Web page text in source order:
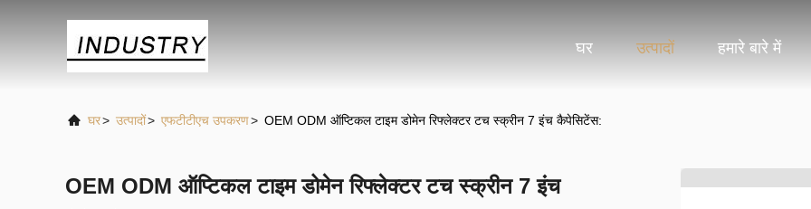
घर उत्पादों हमारे बारे में
घर> उत्पादों> एफटीटीएच उपकरण> OEM ODM ऑप्टिकल टाइम डोमेन रिफ्लेक्टर टच स्क्रीन 7 इंच कैपेसिटेंस:
OEM ODM ऑप्टिकल टाइम डोमेन रिफ्लेक्टर टच स्क्रीन 7 इंच